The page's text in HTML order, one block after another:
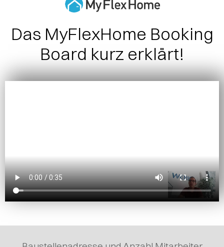
MyFlexHome Booking Board
Das MyFlexHome Booking
Board kurz erklärt!